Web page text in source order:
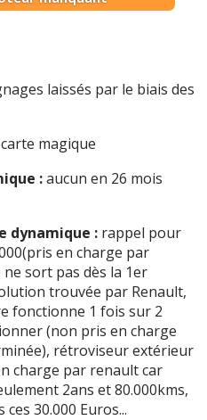
laissés par le biais des
carte magique
:aucun en 26 mois
dynamique : rappel pour
en charge par
ne sort pas dès la 1er
trouvée par Renault,
fonctionne 1 fois sur 2
(non pris en charge
rétroviseur extérieur
charge par renault car
2ans et 80.000kms,
30.000 Euros...